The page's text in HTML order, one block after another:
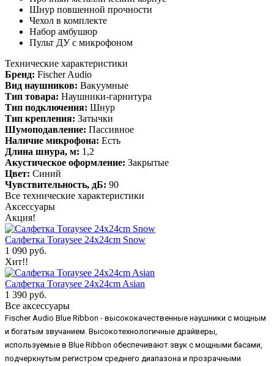
Шнур повшенной прочности
Чехол в комплекте
Набор амбушюр
Пульт ДУ с микрофоном
Технические характеристики
Бренд: Fischer Audio
Вид наушников: Вакуумные
Тип товара: Наушники-гарнитура
Тип подключения: Шнур
Тип крепления: Затычки
Шумоподавление: Пассивное
Наличие микрофона: Есть
Длина шнура, м: 1,2
Акустическое оформление: Закрытые
Цвет: Синий
Чувствительность, дБ: 90
Все технические характеристики
Аксессуары
Акция!
Салфетка Toraysee 24x24cm Snow
1 090 руб.
Хит!!
Салфетка Toraysee 24x24cm Asian
1 390 руб.
Все аксессуары
Fischer Audio Blue Ribbon - высококачественные наушники с мощным
и богатым звучанием. Высокотехнологичные драйверы,
используемые в Blue Ribbon обеспечивают звук с мощными басами,
подчеркнутым регистром среднего диапазона и прозрачными